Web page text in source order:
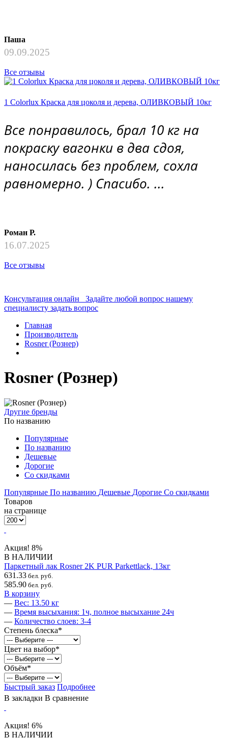
Паша
09.09.2025
Все отзывы
1 Colorlux Краска для цоколя и дерева, ОЛИВКОВЫЙ 10кг
Все понравилось, брал 10 кг на
покраску вагонки в два сдоя,
наносилась без проблем, сохла
равномерно. ) Спасибо. ...
Роман Р.
16.07.2025
Все отзывы
Консультация онлайн
Задайте любой вопрос нашему
специалисту задать вопрос
Главная
Производитель
Rosner (Рознер)
Rosner (Рознер)
Другие бренды
По названию
Популярные
По названию
Дешевые
Дорогие
Со скидками
Популярные По названию Дешевые Дорогие Со скидками
Товаров
на странице
Акция! 8%
В НАЛИЧИИ
Паркетный лак Rosner 2K PUR Parkettlack, 13кг
631.33 бел. руб.
585.90 бел. руб.
В корзину
— Вес: 13.50 кг
— Время высыхания: 1ч, полное высыхание 24ч
— Количество слоев: 3-4
Степень блеска*
Цвет на выбор*
Объём*
Быстрый заказ Подробнее
В закладки В сравнение
Акция! 6%
В НАЛИЧИИ